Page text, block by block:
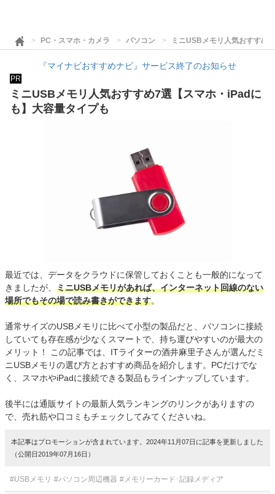
PC・スマホ・カメラ パソコン ミニUSBメモリ人気おすすめ
『マイナビおすすめナビ』サービス終了のお知らせ
PR
ミニUSBメモリ人気おすすめ7選【スマホ・iPadに
も】大容量タイプも
最近では、データをクラウドに保管しておくことも一般的になって
きましたが、 ミニUSBメモリがあれば、インターネット回線のない
場所でもその場で読み書きができます。
通常サイズのUSBメモリに比べて小型の製品だと、パソコンに接続
していても存在感が少なくスマートで、持ち運びやすいのが最大の
メリット！ この記事では、ITライターの酒井麻里子さんが選んだミ
ニUSBメモリの選び方とおすすめ商品を紹介します。PCだけでな
く、スマホやiPadに接続できる製品もラインナップしています。
後半には通販サイトの最新人気ランキングのリンクがありますの
で、売れ筋や口コミもチェックしてみてくださいね。
本記事はプロモーションが含まれています。2024年11月07日に記事を更新しました
（公開日2019年07月16日）
#USBメモリ #パソコン周辺機器 #メモリーカード･記録メディア